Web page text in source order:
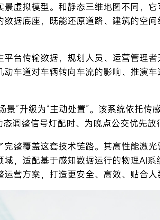
虚拟模型。和静态三维地图不同，
据底座，既能还原道路、建筑的空
台传输数据，规划人员、运营管理
车道对车辆转向车流的影响、推演
”升级为“主动处置”。该系统依托传
调整信号灯配时、为晚点公交优先放
整覆盖这套技术链路。其高性能激
，适配基于感知数据运行的物理AI
营方案，打造更安全、高效、贴合人